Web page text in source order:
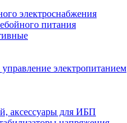
электроснабжения
питания
электропитанием
аксессуары для ИБП